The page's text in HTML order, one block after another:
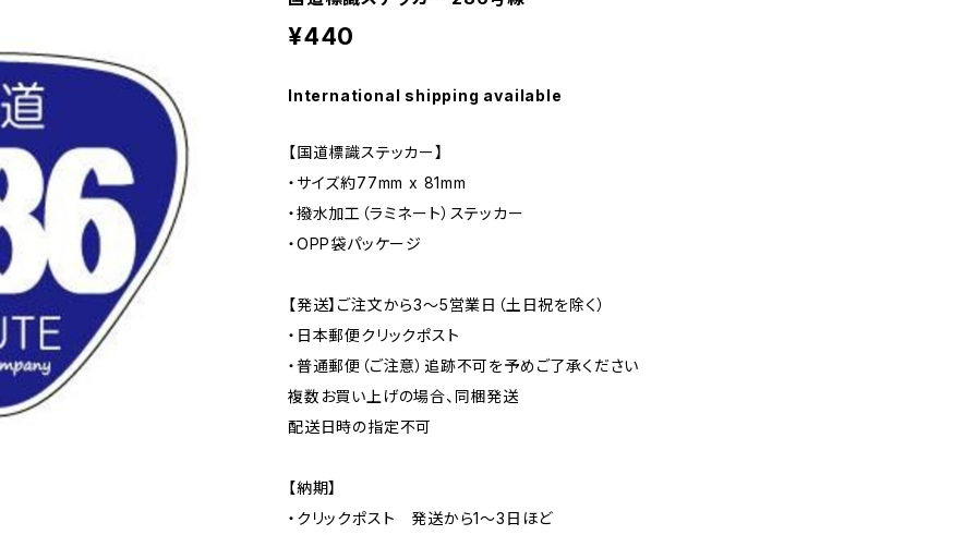
¥440
International shipping available
【国道標識ステッカー】
・サイズ約77mm x 81mm
・撥水加工（ラミネート）ステッカー
・OPP袋パッケージ
【発送】ご注文から3〜5営業日（土日祝を除く）
・日本郵便クリックポスト
・普通郵便（ご注意）追跡不可を予めご了承ください
複数お買い上げの場合、同梱発送
配送日時の指定不可
【納期】
・クリックポスト 発送から1〜3日ほど